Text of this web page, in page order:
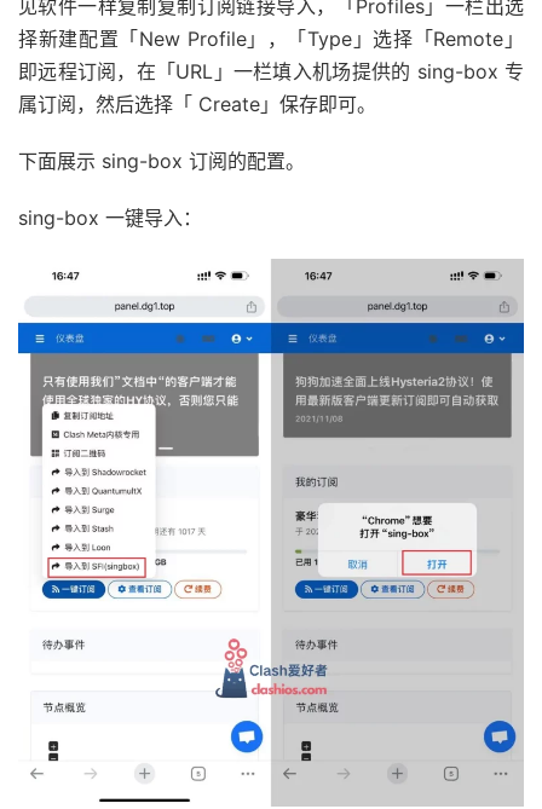
见软件一样复制复制订阅链接导入，「Profiles」一栏出选
择新建配置「New Profile」，「Type」选择「Remote」
即远程订阅，在「URL」一栏填入机场提供的 sing-box 专
属订阅，然后选择「 Create」保存即可。
下面展示 sing-box 订阅的配置。
sing-box 一键导入：